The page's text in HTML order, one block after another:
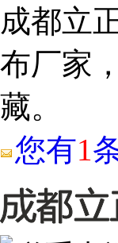
成都立
布厂家
藏。
您有1